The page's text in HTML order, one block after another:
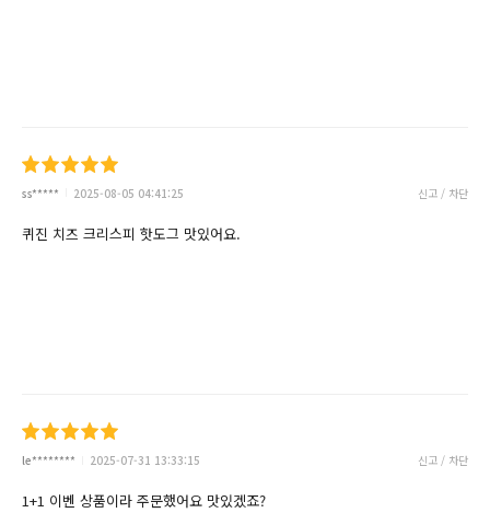
ss***** 2025-08-05 04:41:25 신고 / 차단
퀴진 치즈 크리스피 핫도그 맛있어요.
le******** 2025-07-31 13:33:15 신고 / 차단
1+1 이벤 상품이라 주문했어요 맛있겠죠?